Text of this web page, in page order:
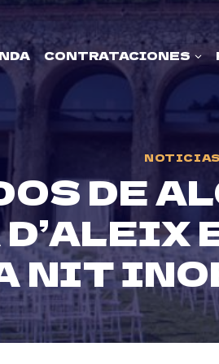
CONTRATACIONES
NOTICIAS
DE
NIT